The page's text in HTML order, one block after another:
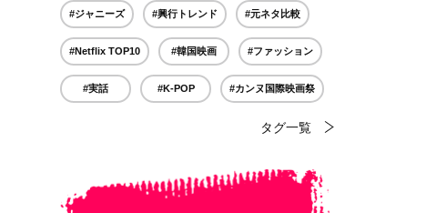
#ジャニーズ #興行トレンド #元ネタ比較
#Netflix TOP10 #韓国映画 #ファッション
#実話 #K-POP #カンヌ国際映画祭
タグ一覧